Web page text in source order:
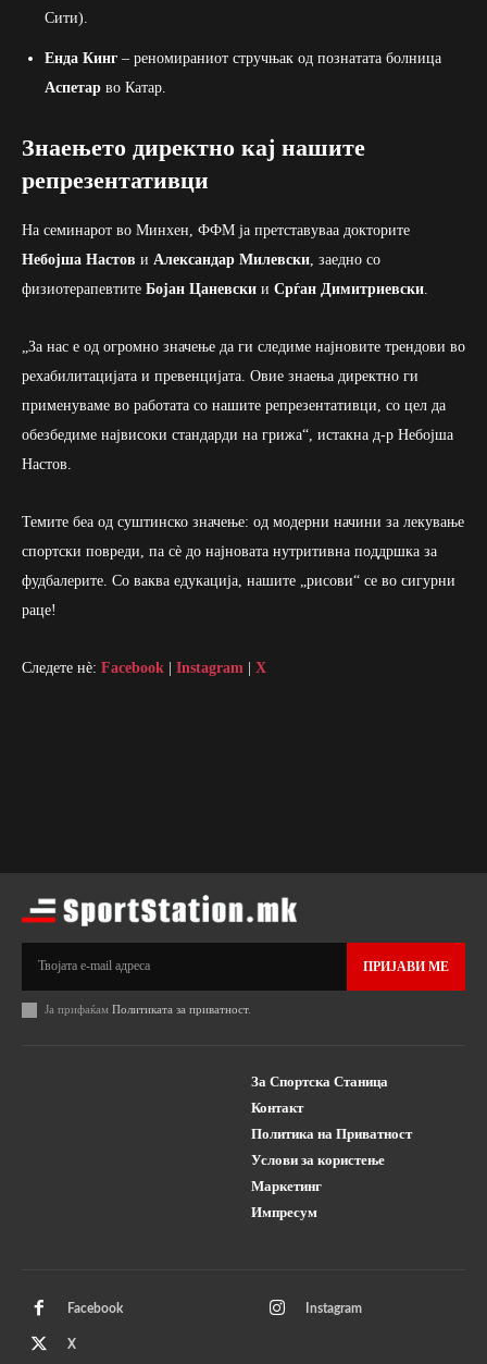
Сити).
Енда Кинг – реномираниот стручњак од познатата болница
Аспетар во Катар.
Знаењето директно кај нашите
репрезентативци
На семинарот во Минхен, ФФМ ја претставуваа докторите
Небојша Настов и Александар Милевски , заедно со
физиотерапевтите Бојан Цаневски и Срѓан Димитриевски
„За нас е од огромно значење да ги следиме најновите трендови во
рехабилитацијата и превенцијата. Овие знаења директно ги
применуваме во работата со нашите репрезентативци, со цел да
обезбедиме највисоки стандарди на грижа“, истакна д-р Небојша
Настов.
Темите беа од суштинско значење: од модерни начини за лекување
спортски повреди, па сè до најновата нутритивна поддршка за
фудбалерите. Со ваква едукација, нашите „рисови“ се во сигурни
раце!
Следете нè: Facebook | Instagram | X
ПРИЈАВИ МЕ
Ја прифаќам Политиката за приватност.
За Спортска Станица
Контакт
Политика на Приватност
Услови за користење
Маркетинг
Импресум
Facebook Instagram
X